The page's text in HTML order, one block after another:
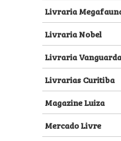
Livraria
Livraria Nobel
Livraria Vanguarda
Livrarias Curitiba
Magazine Luiza
Mercado Livre